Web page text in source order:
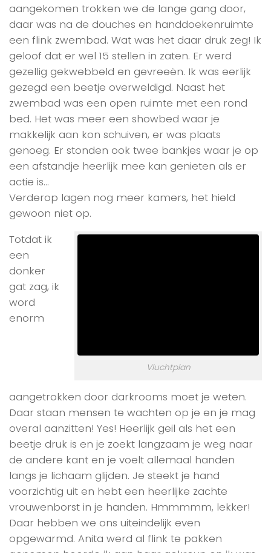
aangekomen trokken we de lange gang door,
daar was na de douches en handdoekenruimte
een flink zwembad. Wat was het daar druk zeg! Ik
geloof dat er wel 15 stellen in zaten. Er werd
gezellig gekwebbeld en gevreeën. Ik was eerlijk
gezegd een beetje overweldigd. Naast het
zwembad was een open ruimte met een rond
bed. Het was meer een showbed waar je
makkelijk aan kon schuiven, er was plaats
genoeg. Er stonden ook twee bankjes waar je op
een afstandje heerlijk mee kan genieten als er
actie is…
Verderop lagen nog meer kamers, het hield
gewoon niet op.
Vluchtplan
Totdat ik
een
donker
gat zag, ik
word
enorm
aangetrokken door darkrooms moet je weten.
Daar staan mensen te wachten op je en je mag
overal aanzitten! Yes! Heerlijk geil als het een
beetje druk is en je zoekt langzaam je weg naar
de andere kant en je voelt allemaal handen
langs je lichaam glijden. Je steekt je hand
voorzichtig uit en hebt een heerlijke zachte
vrouwenborst in je handen. Hmmmmm, lekker!
Daar hebben we ons uiteindelijk even
opgewarmd. Anita werd al flink te pakken